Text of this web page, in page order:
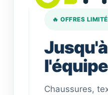
🔥 OFFRES
Chaussures,